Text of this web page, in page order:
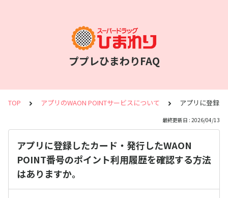
ププレひまわりFAQ
TOP アプリのWAON POINTサービスについて アプリに登録
最終更新日 : 2026/04/13
アプリに登録したカード・発行したWAON
POINT番号のポイント利用履歴を確認する方法
はありますか。